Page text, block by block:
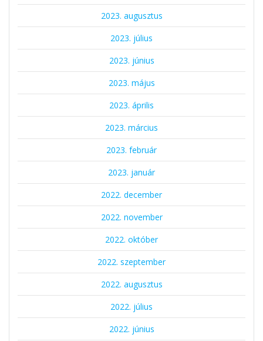
2023. augusztus
2023. július
2023. június
2023. május
2023. április
2023. március
2023. február
2023. január
2022. december
2022. november
2022. október
2022. szeptember
2022. augusztus
2022. július
2022. június